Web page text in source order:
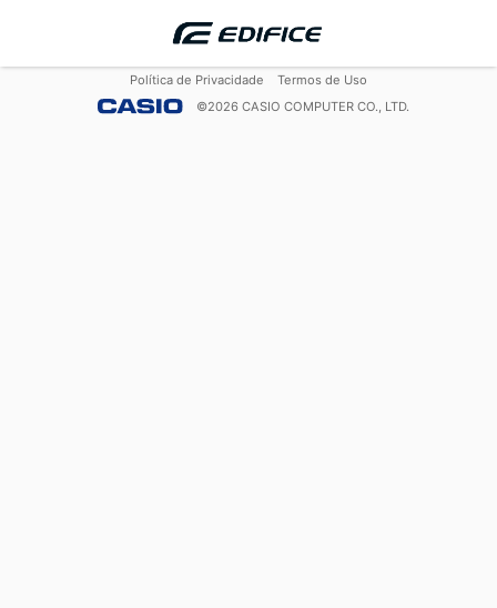
Política de Privacidade
Termos de Uso
©2026 CASIO COMPUTER CO., LTD.